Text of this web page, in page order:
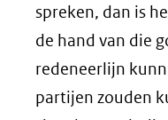
spreken, dan is
de hand van die
redeneerlijn
partijen zouden